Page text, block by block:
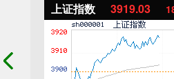
上证指数 3919.03